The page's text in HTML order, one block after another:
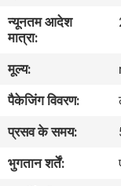
कारखाना
भ्रमण
गुणवत्ता
नियंत्रण
न्यूनतम आदेश
मात्रा:
मूल्य:
पैकेजिंग विवरण:
प्रसव के समय:
भुगतान शर्तें: